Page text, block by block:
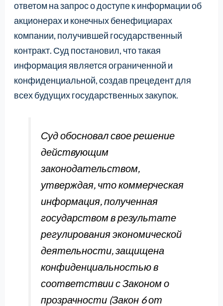
ответом на запрос о доступе к информации об
акционерах и конечных бенефициарах
компании, получившей государственный
контракт. Суд постановил, что такая
информация является ограниченной и
конфиденциальной, создав прецедент для
всех будущих государственных закупок.
Суд обосновал свое решение
действующим
законодательством,
утверждая, что коммерческая
информация, полученная
государством в результате
регулирования экономической
деятельности, защищена
конфиденциальностью в
соответствии с Законом о
прозрачности (Закон 6 от